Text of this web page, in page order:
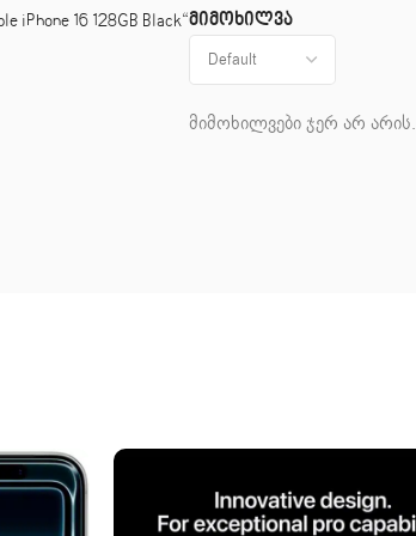
მიმოხილვა
მიმოხილვები ჯერ არ არის.
16 128GB Black“